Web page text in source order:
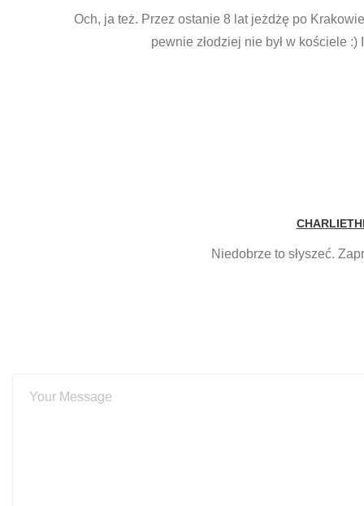
Och, ja też. Przez ostanie 8 lat jeżdżę po
pewnie złodziej nie był w kościele
Niedobrze to słyszeć.